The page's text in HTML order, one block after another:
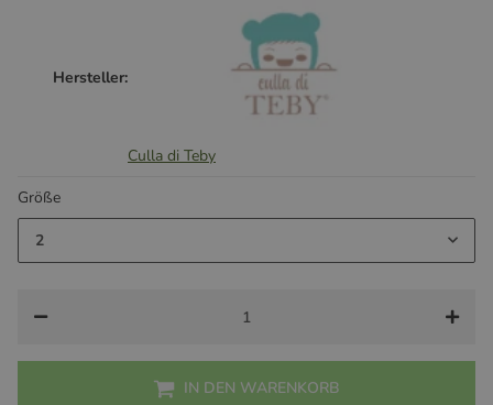
Hersteller:
Culla di Teby
Größe
2
IN DEN WARENKORB